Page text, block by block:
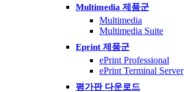
Multimedia 제품군
Multimedia
Multimedia Suite
Eprint 제품군
ePrint Professional
ePrint Terminal Server
평가판 다운로드